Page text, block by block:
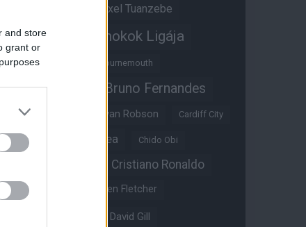
and store
grant or
Axel Tuanzebe
Ayden Heaven Bajnokok Ligája
Benjamin Sesko Bournemouth
Brandon Williams Bruno Fernandes
Bryan Mbeumo Bryan Robson Cardiff City
Casemiro Chelsea Chido Obi
Cristiano Ronaldo
Crystal Palace Darren Fletcher
David Gill